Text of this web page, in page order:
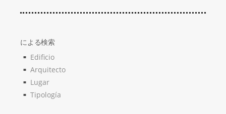
による検索
Edificio
Arquitecto
Lugar
Tipología